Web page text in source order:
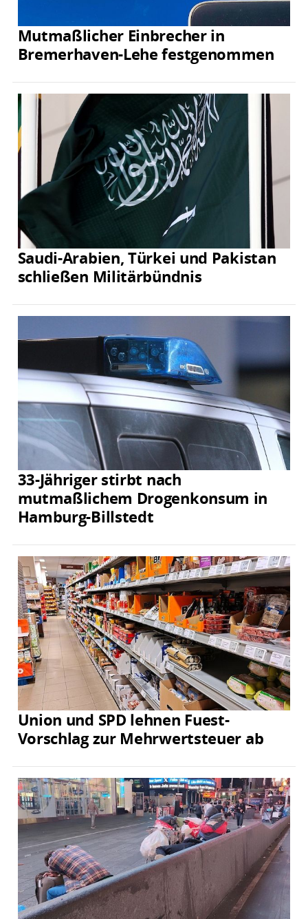
Mutmaßlicher Einbrecher in
Bremerhaven-Lehe festgenommen
Saudi-Arabien, Türkei und Pakistan
schließen Militärbündnis
33-Jähriger stirbt nach
mutmaßlichem Drogenkonsum in
Hamburg-Billstedt
Union und SPD lehnen Fuest-
Vorschlag zur Mehrwertsteuer ab